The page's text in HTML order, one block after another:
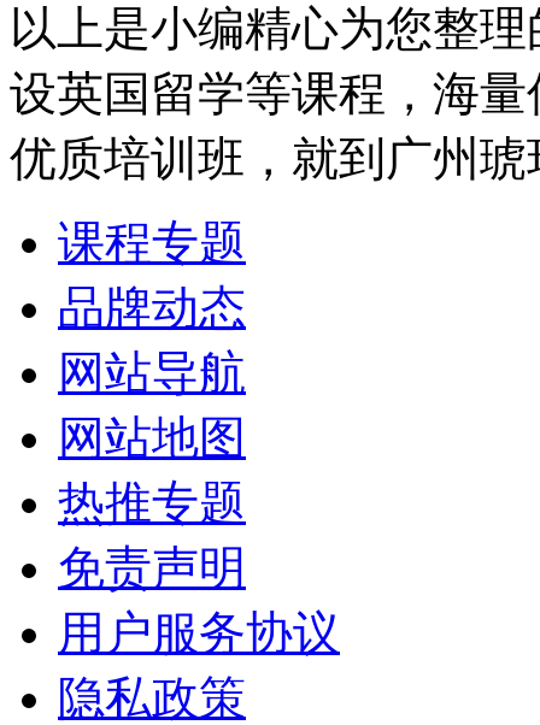
以上是小编精心为您整
设英国留学等课程，海
优质培训班，就到广州
课程专题
品牌动态
网站导航
网站地图
热推专题
免责声明
用户服务协议
隐私政策